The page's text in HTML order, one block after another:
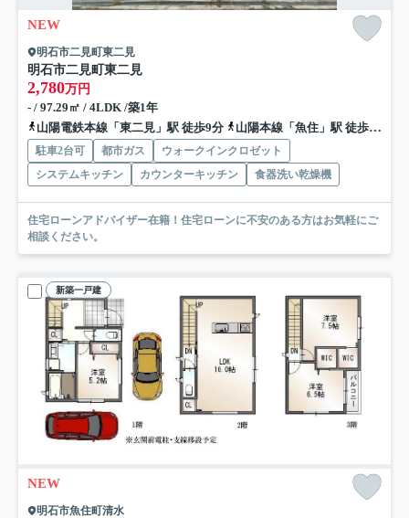
NEW
明石市二見町東二見
明石市二見町東二見
2,780万円
- / 97.29㎡ / 4LDK /築1年
山陽電鉄本線「東二見」駅 徒歩9分
山陽本線「魚住」駅 徒歩19分
駐車2台可 都市ガス
ウォークインクロゼット
システムキッチン
カウンターキッチン 食器洗い乾燥機
住宅ローンアドバイザー在籍！住宅ローンに不安のある方はお気軽にご
相談ください。
新築一戸建
NEW
明石市魚住町清水